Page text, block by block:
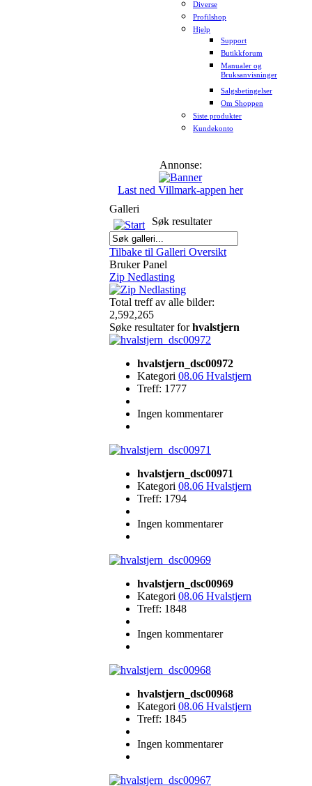
Diverse
Profilshop
Hjelp
Support
Butikkforum
Manualer og
Bruksanvisninger
Salgsbetingelser
Om Shoppen
Siste produkter
Kundekonto
Annonse:
Last ned Villmark-appen her
Galleri
Søk resultater
Tilbake til Galleri Oversikt
Bruker Panel
Zip Nedlasting
Total treff av alle bilder:
2,592,265
Søke resultater forhvalstjern
hvalstjern_dsc00972
Kategori 08.06 Hvalstjern
Treff: 1777
Ingen kommentarer
hvalstjern_dsc00971
Kategori 08.06 Hvalstjern
Treff: 1794
Ingen kommentarer
hvalstjern_dsc00969
Kategori 08.06 Hvalstjern
Treff: 1848
Ingen kommentarer
hvalstjern_dsc00968
Kategori 08.06 Hvalstjern
Treff: 1845
Ingen kommentarer